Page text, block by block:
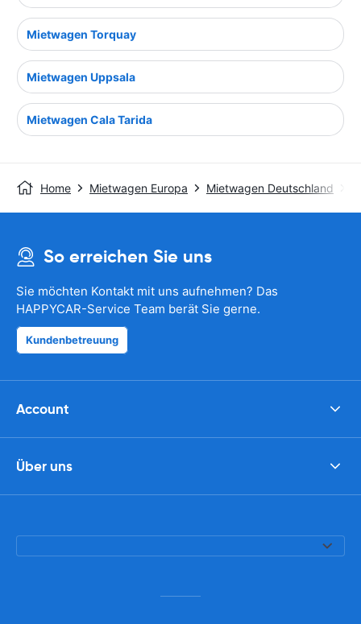
Mietwagen Torquay
Mietwagen Uppsala
Mietwagen Cala Tarida
Home Mietwagen Europa Mietwagen Deutschland
So erreichen Sie uns
Sie möchten Kontakt mit uns aufnehmen? Das
HAPPYCAR-Service Team berät Sie gerne.
Kundenbetreuung
Account
Über uns